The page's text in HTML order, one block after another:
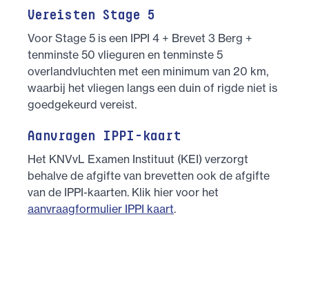
Vereisten Stage 5
Voor Stage 5 is een IPPI 4 + Brevet 3 Berg +
tenminste 50 vlieguren en tenminste 5
overlandvluchten met een minimum van 20 km,
waarbij het vliegen langs een duin of rigde niet is
goedgekeurd vereist.
Aanvragen IPPI-kaart
Het KNVvL Examen Instituut (KEI) verzorgt
behalve de afgifte van brevetten ook de afgifte
van de IPPI-kaarten. Klik hier voor het
aanvraagformulier IPPI kaart.